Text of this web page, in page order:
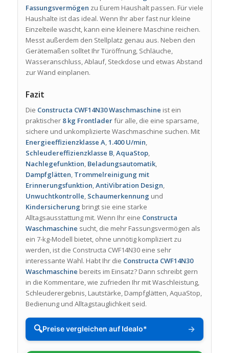
Fassungsvermögen zu Eurem Haushalt passen. Für viele
Haushalte ist das ideal. Wenn Ihr aber fast nur kleine
Einzelteile wascht, kann eine kleinere Maschine reichen.
Messt außerdem den Stellplatz genau aus. Neben den
Gerätemaßen solltet Ihr Türöffnung, Schläuche,
Wasseranschluss, Ablauf, Steckdose und etwas Abstand
zur Wand einplanen.
Fazit
Die Constructa CWF14N30 Waschmaschine ist ein
praktischer 8 kg Frontladerfür alle, die eine sparsame,
sichere und unkomplizierte Waschmaschine suchen. Mit
Energieeffizienzklasse A,1.400 U/min,
Schleudereffizienzklasse B,AquaStop,
Nachlegefunktion, Beladungsautomatik,
Dampfglätten, Trommelreinigung mit
Erinnerungsfunktion,AntiVibration Design,
Unwuchtkontrolle, Schaumerkennung und
Kindersicherung bringt sie eine starke
Alltagsausstattung mit. Wenn Ihr eine Constructa
Waschmaschine sucht, die mehr Fassungsvermögen als
ein 7-kg-Modell bietet, ohne unnötig kompliziert zu
werden, ist die Constructa CWF14N30 eine sehr
interessante Wahl. Habt Ihr die Constructa CWF14N30
Waschmaschine bereits im Einsatz? Dann schreibt gern
in die Kommentare, wie zufrieden Ihr mit Waschleistung,
Schleuderergebnis, Lautstärke, Dampfglätten, AquaStop,
Bedienung und Alltagstauglichkeit seid.
🔍Preise vergleichen auf Idealo* →